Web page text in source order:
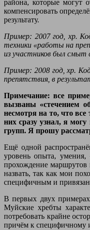
района, которые могут
компенсировать
результату.
Пример: 2007 год, хр.
техники «работы на
из участников был
Пример: 2008 год, хр.
препятствия, в
Примечание: все
вызваны «стечением
несмотря на то, что
них сразу узнал, я
групп. Я прошу
Ещё одной
уровень опыта, умения,
прохождение маршрутов
назвать, так как мои
специфичным и привязан
В первых двух
Муйские хребты
потребовать крайне
причём к специфичному